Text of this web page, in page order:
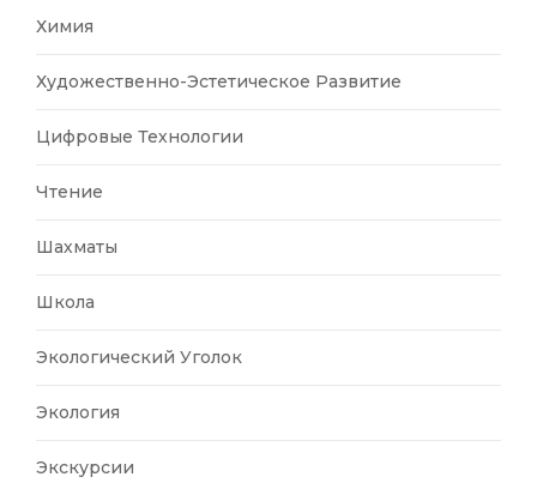
Химия
Художественно-Эстетическое Развитие
Цифровые Технологии
Чтение
Шахматы
Школа
Экологический Уголок
Экология
Экскурсии